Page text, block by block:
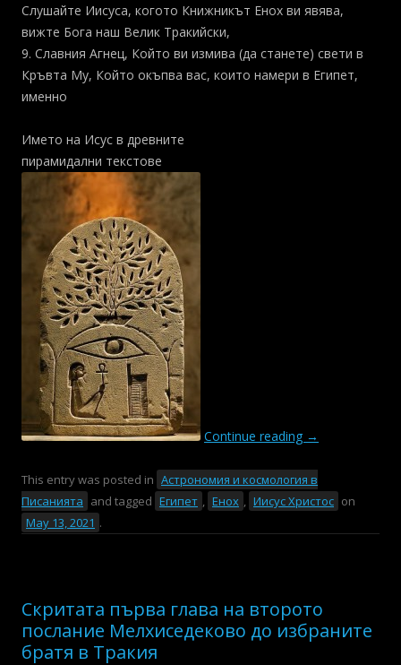
Слушайте Иисуса, когото Книжникът Енох ви явява,
вижте Бога наш Велик Тракийски,
9. Славния Агнец, Който ви измива (да станете) свети в
Кръвта Му, Който окъпва вас, които намери в Египет,
именно
Името на Исус в древните
пирамидални текстове
Continue reading →
This entry was posted in Астрономия и космология в
Писанията and tagged Египет , Енох , Иисус Христос on
May 13, 2021 .
Скритата първа глава на второто
послание Мелхиседеково до избраните
братя в Тракия